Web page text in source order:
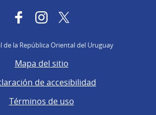
FacebookInstagram
de la República Oriental del Uruguay
Mapa del sitio
de accesibilidad
Términos de uso